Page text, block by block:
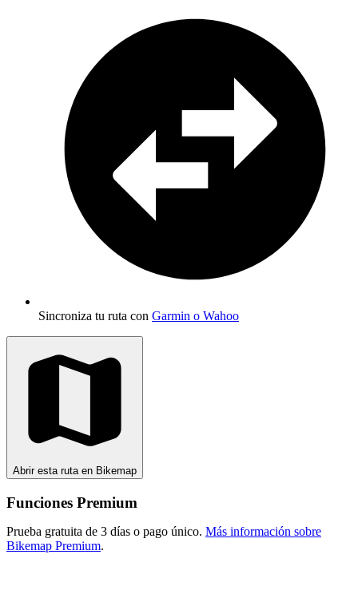
Sincroniza tu ruta con Garmin o Wahoo
Abrir esta ruta en Bikemap
Funciones Premium
Prueba gratuita de 3 días o pago único. Más información sobre
Bikemap Premium.